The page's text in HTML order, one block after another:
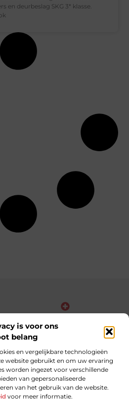
is voor ons
belang
en vergelijkbare technologieën
website gebruikt en om uw ervaring
worden ingezet voor verschillende
van gepersonaliseerde
van het gebruik van de website.
voor meer informatie.
en deurbeslag SKG 3* klasse.
naar nieuwe inzichten.
met blogs over uiteenlopende
onderwerpen.